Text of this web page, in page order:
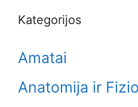
Kategorijos
Amatai
Anatomija ir